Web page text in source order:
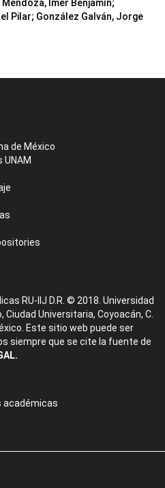
Imer Benjamín;
Pilar; González Galván, Jorge
de México
RU-IIJ D.R. © 2018. Universidad
Universitaria, Coyoacán, C.
Este sitio web puede ser
siempre que se cite la fuente de
académicas